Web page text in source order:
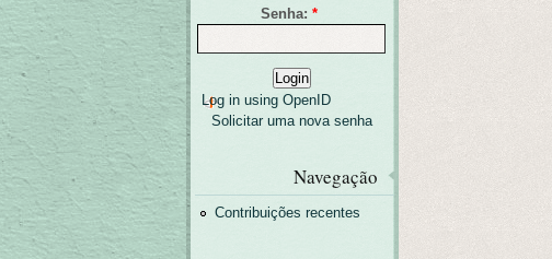
Senha: *
Log in using OpenID
Solicitar uma nova senha
Navegação
Contribuições recentes